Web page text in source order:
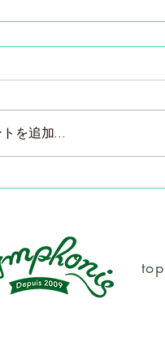
ピコルーズ＆サンフォ
を追加…
top